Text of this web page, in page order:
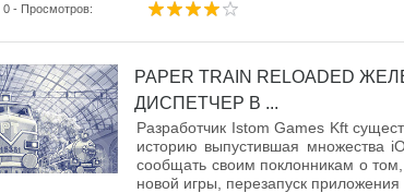
- Просмотров:
PAPER TRAIN RELOADED
ДИСПЕТЧЕР В ...
Разработчик Istom Games Kft
историю выпустившая множества
сообщать своим поклонникам о том,
новой игры, перезапуск приложения